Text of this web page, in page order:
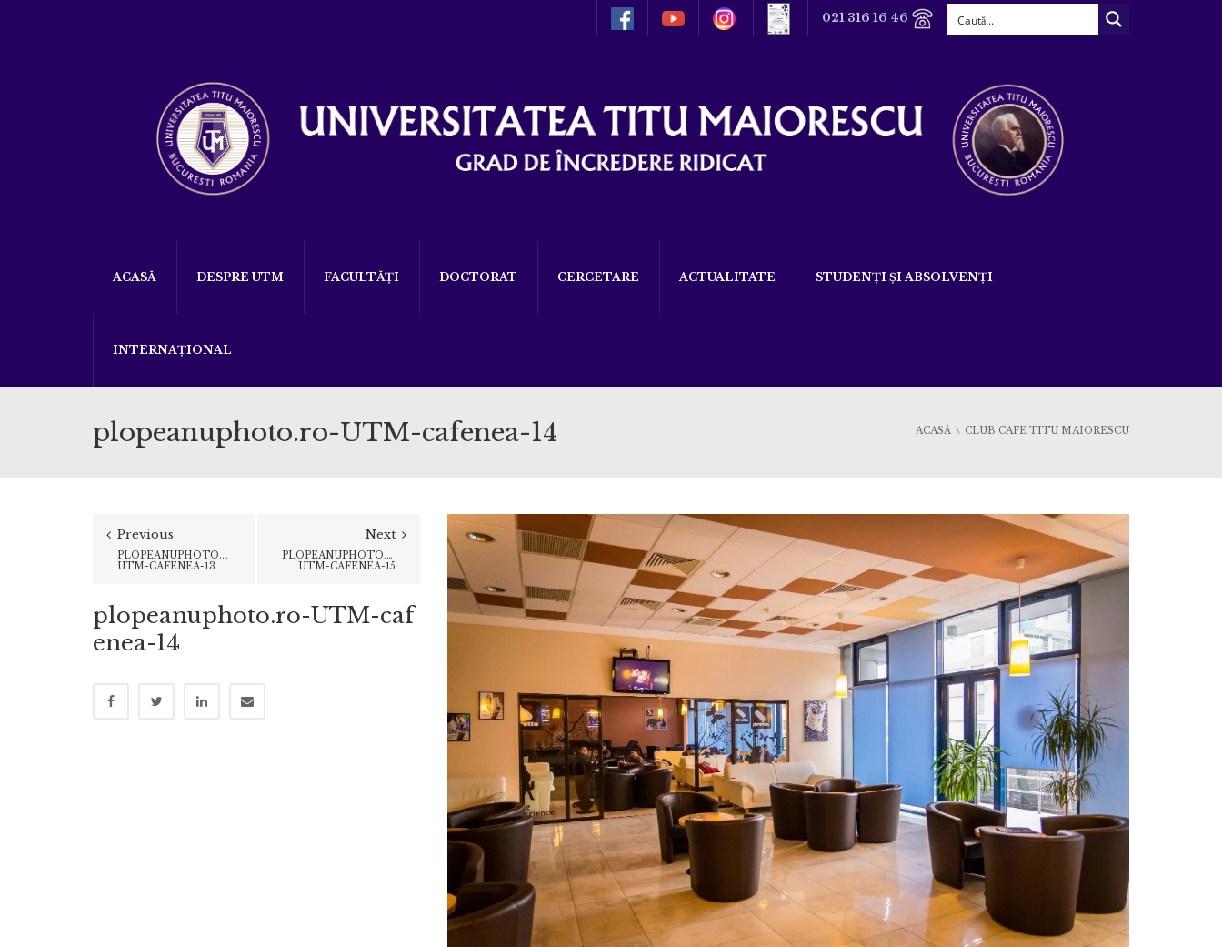
021 316 16 46
ACASĂ DESPRE UTM FACULTĂȚI DOCTORAT CERCETARE ACTUALITATE STUDENȚI ȘI ABSOLVENȚI
INTERNAȚIONAL
plopeanuphoto.ro-UTM-cafenea-14 ACASĂ CLUB CAFE TITU MAIORESCU
Previous
PLOPEANUPHOTO.RO-
UTM-CAFENEA-13
Next
PLOPEANUPHOTO.RO-
UTM-CAFENEA-15
plopeanuphoto.ro-UTM-caf
enea-14